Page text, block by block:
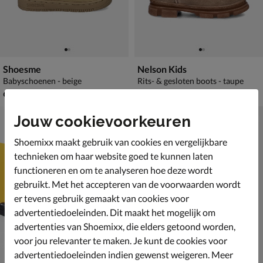
Shoesme
Babyschoenen - beige
€ 64,99
64,99
Nelson Kids
Rits- & gesloten boots - taupe
€ 69,99
69,99
Jouw cookievoorkeuren
Shoemixx maakt gebruik van cookies en vergelijkbare
technieken om haar website goed te kunnen laten
functioneren en om te analyseren hoe deze wordt
gebruikt. Met het accepteren van de voorwaarden wordt
er tevens gebruik gemaakt van cookies voor
advertentiedoeleinden. Dit maakt het mogelijk om
advertenties van Shoemixx, die elders getoond worden,
voor jou relevanter te maken. Je kunt de cookies voor
advertentiedoeleinden indien gewenst weigeren. Meer